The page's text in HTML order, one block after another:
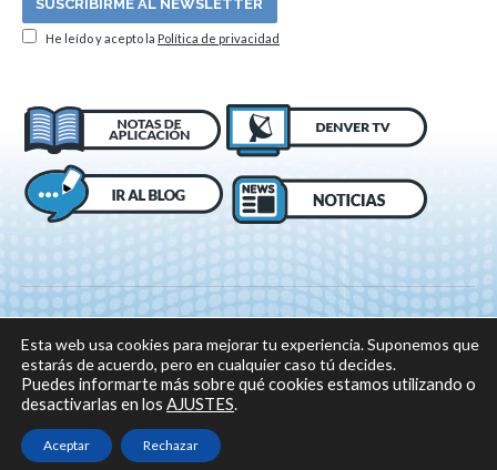
He leído y acepto la Política de privacidad
© 2018 DENVER, Todos los derechos reservados -
privacidad
Política sobre el uso de cookies
Sitio web desarrollado por:
Esta web usa cookies para mejorar tu experiencia. Suponemos que
estarás de acuerdo, pero en cualquier caso tú decides.
Puedes informarte más sobre qué cookies estamos utilizando o
desactivarlas en los AJUSTES.
Aceptar Rechazar